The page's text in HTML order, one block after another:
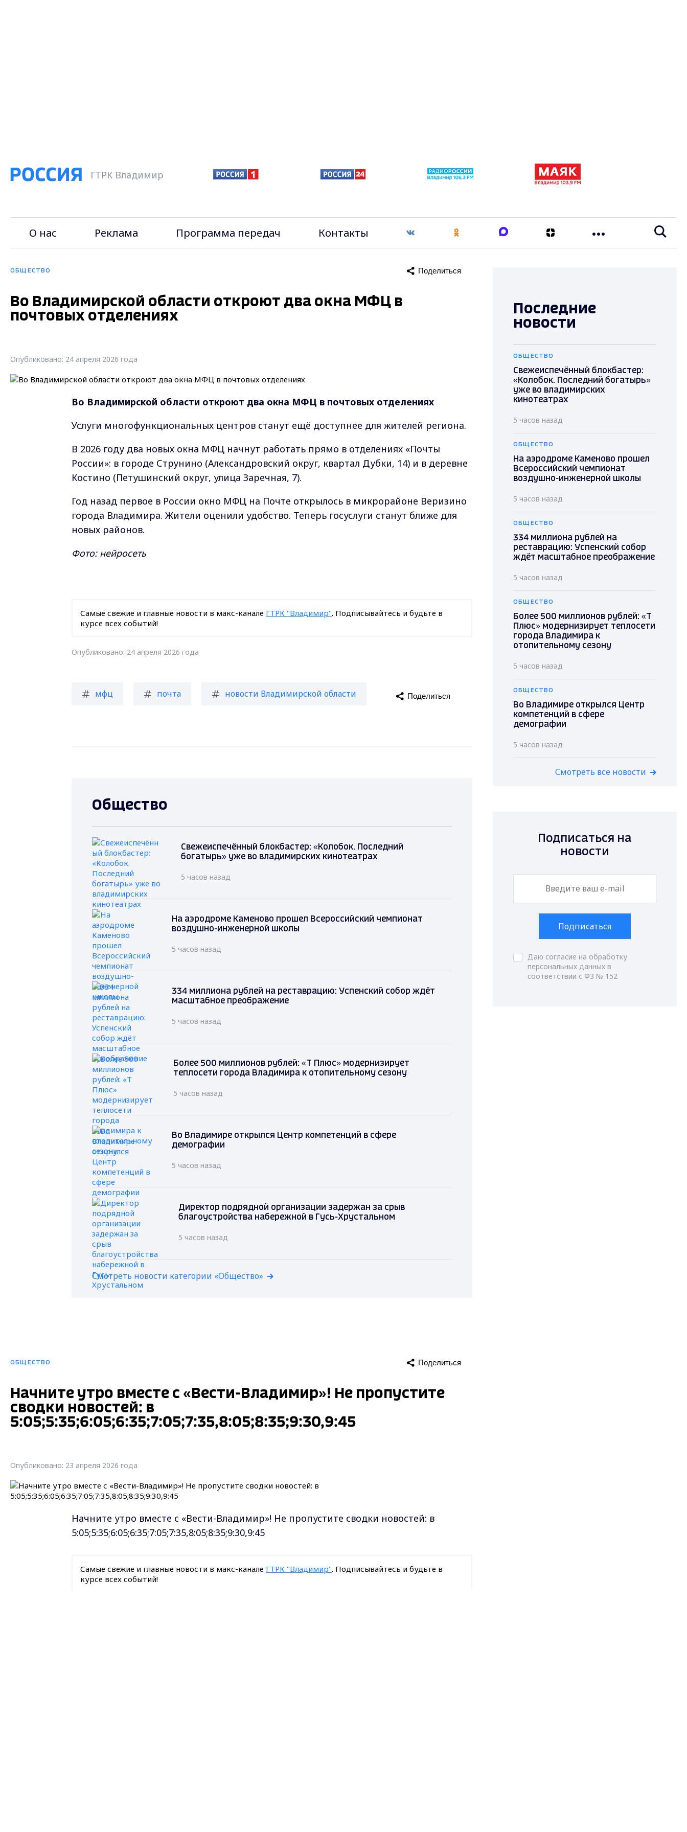
ГТРК Владимир
О нас Реклама Программа передач Контакты
ОБЩЕСТВО Поделиться
Во Владимирской области откроют два окна МФЦ в
почтовых отделениях
Опубликовано: 24 апреля 2026 года
Во Владимирской области откроют два окна МФЦ в почтовых отделениях
Услуги многофункциональных центров станут ещё доступнее для жителей региона.
В 2026 году два новых окна МФЦ начнут работать прямо в отделениях «Почты
России»: в городе Струнино (Александровский округ, квартал Дубки, 14) и в деревне
Костино (Петушинский округ, улица Заречная, 7).
Год назад первое в России окно МФЦ на Почте открылось в микрорайоне Веризино
города Владимира. Жители оценили удобство. Теперь госуслуги станут ближе для
новых районов.
Фото: нейросеть
Самые свежие и главные новости в макс-канале ГТРК "Владимир". Подписывайтесь и будьте в
курсе всех событий!
Опубликовано: 24 апреля 2026 года
мфц почта новости Владимирской области Поделиться
Общество
Свежеиспечённый блокбастер: «Колобок. Последний
богатырь» уже во владимирских кинотеатрах
5 часов назад
На аэродроме Каменово прошел Всероссийский чемпионат
воздушно-инженерной школы
5 часов назад
334 миллиона рублей на реставрацию: Успенский собор ждёт
масштабное преображение
5 часов назад
Более 500 миллионов рублей: «Т Плюс» модернизирует
теплосети города Владимира к отопительному сезону
5 часов назад
Во Владимире открылся Центр компетенций в сфере
демографии
5 часов назад
Директор подрядной организации задержан за срыв
благоустройства набережной в Гусь-Хрустальном
5 часов назад
Смотреть новости категории «Общество»
ОБЩЕСТВО Поделиться
Начните утро вместе с «Вести-Владимир»! Не пропустите
сводки новостей: в
5:05;5:35;6:05;6:35;7:05;7:35,8:05;8:35;9:30,9:45
Опубликовано: 23 апреля 2026 года
Начните утро вместе с «Вести-Владимир»! Не пропустите сводки новостей: в
5:05;5:35;6:05;6:35;7:05;7:35,8:05;8:35;9:30,9:45
Самые свежие и главные новости в макс-канале ГТРК "Владимир". Подписывайтесь и будьте в
курсе всех событий!
Последние
новости
ОБЩЕСТВО
Свежеиспечённый блокбастер:
«Колобок. Последний богатырь»
уже во владимирских
кинотеатрах
5 часов назад
ОБЩЕСТВО
На аэродроме Каменово прошел
Всероссийский чемпионат
воздушно-инженерной школы
5 часов назад
ОБЩЕСТВО
334 миллиона рублей на
реставрацию: Успенский собор
ждёт масштабное преображение
5 часов назад
ОБЩЕСТВО
Более 500 миллионов рублей: «Т
Плюс» модернизирует теплосети
города Владимира к
отопительному сезону
5 часов назад
ОБЩЕСТВО
Во Владимире открылся Центр
компетенций в сфере
демографии
5 часов назад
Смотреть все новости
Подписаться на
новости
Подписаться
Даю согласие на обработку
персональных данных в
соответствии с ФЗ № 152